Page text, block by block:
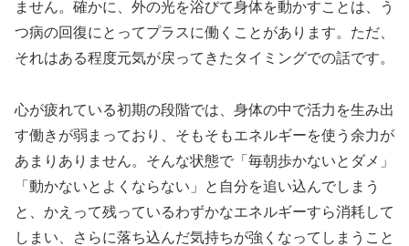
ません。確かに、外の光を浴びて身体を動かすことは、う
つ病の回復にとってプラスに働くことがあります。ただ、
それはある程度元気が戻ってきたタイミングでの話です。
心が疲れている初期の段階では、身体の中で活力を生み出
す働きが弱まっており、そもそもエネルギーを使う余力が
あまりありません。そんな状態で「毎朝歩かないとダメ」
「動かないとよくならない」と自分を追い込んでしまう
と、かえって残っているわずかなエネルギーすら消耗して
しまい、さらに落ち込んだ気持ちが強くなってしまうこと